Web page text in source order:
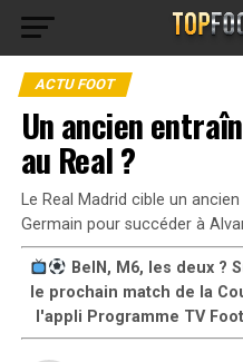
ACTU FOOT
Un ancien
au Real ?
Le Real Madrid cible un
Germain pour succéder à
BeIN, M6, les deux ?
le prochain match de la
l'appli Programme TV Foot